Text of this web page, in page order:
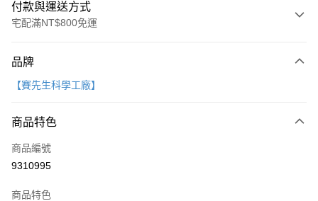
付款與運送方式
宅配滿NT$800免運
信用卡一次付款
Apple Pay
大哥付你分期
相關說明
1.本服務由台灣大哥大提供，台灣大哥大用戶可立即使用無須另外申請。
AFTEE先享後付
品牌
【賽先生科學工廠】
商品特色
商品編號
9310995
商品特色